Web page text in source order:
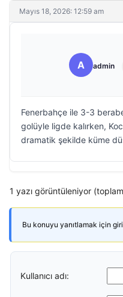
Mayıs 18, 2026: 12:59 am
A admin
Fenerbahçe ile 3-3
golüyle ligde kalırken,
dramatik şekilde küme
1 yazı görüntüleniyor
Bu konuyu yanıtlamak için
Kullanıcı adı: